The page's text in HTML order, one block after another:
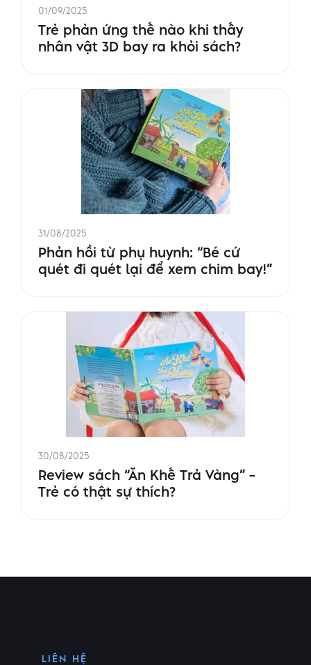
01/09/2025
Trẻ phản ứng thế nào khi thấy
nhân vật 3D bay ra khỏi sách?
31/08/2025
Phản hồi từ phụ huynh: “Bé cứ
quét đi quét lại để xem chim bay!”
30/08/2025
Review sách “Ăn Khế Trả Vàng” –
Trẻ có thật sự thích?
LIÊN HỆ